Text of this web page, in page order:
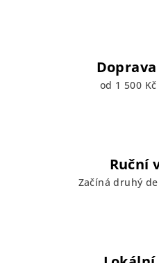
od 1 500
Ruční
Začíná druhý